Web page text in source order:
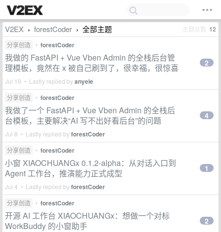
V2EX › forestCoder › 全部主题 主题总数 12
分享创造 • forestCoder
我做的 FastAPI + Vue Vben Admin 的全栈后台管
理模板，竟然在 x 被自己刷到了，很幸福，很惊喜
Jul 19 • Lastly replied byanyele
2
分享创造 • forestCoder
我做了一个 FastAPI + Vue Vben Admin 的全栈后
台模板，主要解决“AI 写不出好看后台”的问题
Jul 8 • Lastly replied byforestCoder
4
分享创造 • forestCoder
小窗 XIAOCHUANGx 0.1.2-alpha：从对话入口到
Agent 工作台，推演能力正式成型
Jul 4 • Lastly replied byforestCoder
1
分享创造 • forestCoder
开源 AI 工作台 XIAOCHUANGx：想做一个对标
WorkBuddy 的小窗助手
2